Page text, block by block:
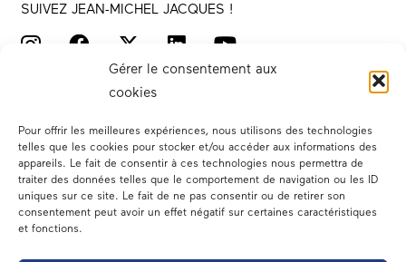
Gérer le consentement aux
cookies
Pour offrir les meilleures expériences, nous utilisons des technologies
telles que les cookies pour stocker et/ou accéder aux informations des
appareils. Le fait de consentir à ces technologies nous permettra de
traiter des données telles que le comportement de navigation ou les ID
uniques sur ce site. Le fait de ne pas consentir ou de retirer son
consentement peut avoir un effet négatif sur certaines caractéristiques
et fonctions.
SUIVEZ JEAN-MICHEL JACQUES !
Votre député